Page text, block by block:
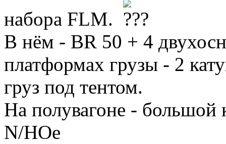
набора FLM.
В нём - BR 50 + 4
платформах грузы - 2
груз под тентом.
На полувагоне - большой
N/НОе